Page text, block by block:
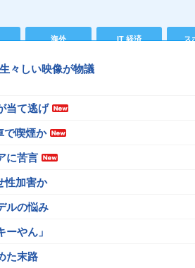
海外 IT 経済 ス
々しい映像が物議
当て逃げ
で喫煙か
に苦言
性加害か
ルの悩み
やん」
た末路